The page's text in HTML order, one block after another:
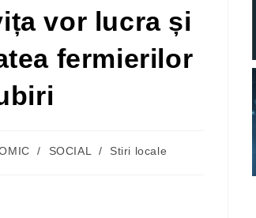
vor lucra și
fermierilor
/ SOCIAL / Stiri locale